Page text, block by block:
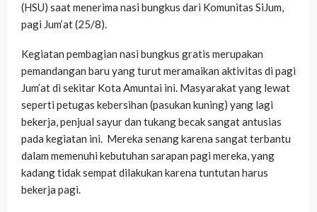
(HSU) saat menerima nasi bungkus dari Komunitas SiJum,
pagi Jum’at (25/8).
Kegiatan pembagian nasi bungkus gratis merupakan
pemandangan baru yang turut meramaikan aktivitas di pagi
Jum’at di sekitar Kota Amuntai ini. Masyarakat yang lewat
seperti petugas kebersihan (pasukan kuning) yang lagi
bekerja, penjual sayur dan tukang becak sangat antusias
pada kegiatan ini. Mereka senang karena sangat terbantu
dalam memenuhi kebutuhan sarapan pagi mereka, yang
kadang tidak sempat dilakukan karena tuntutan harus
bekerja pagi.